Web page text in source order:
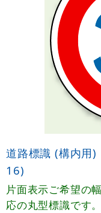
道路標識 (構内用
16)
片面表示ご希望の
応の丸型標識です。